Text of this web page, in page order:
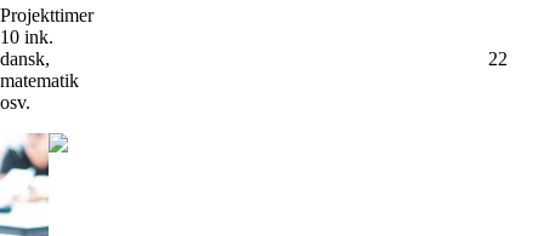
Projekttimer
10 ink.
dansk,
matematik
osv.
22